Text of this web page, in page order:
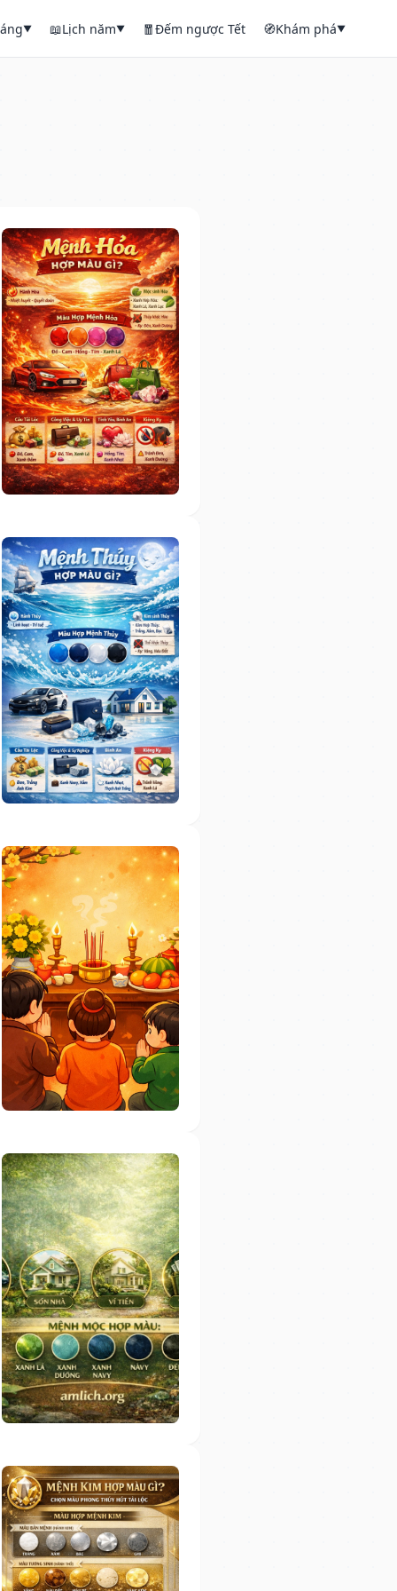
▼ 📖Lịch năm▼ 🧧Đếm ngược Tết 🧭Khám phá▼